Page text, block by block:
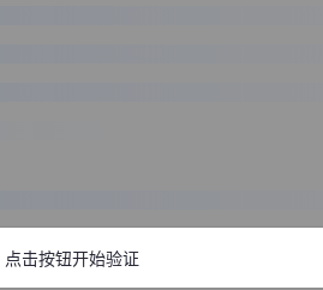
点击按钮开始验证